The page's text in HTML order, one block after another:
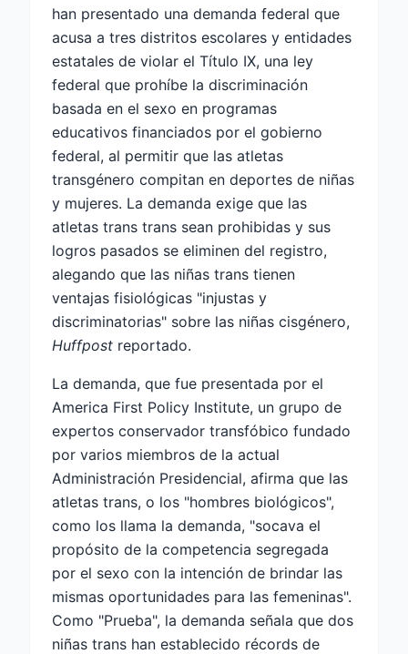
han presentado una demanda federal que
acusa a tres distritos escolares y entidades
estatales de violar el Título IX, una ley
federal que prohíbe la discriminación
basada en el sexo en programas
educativos financiados por el gobierno
federal, al permitir que las atletas
transgénero compitan en deportes de niñas
y mujeres. La demanda exige que las
atletas trans trans sean prohibidas y sus
logros pasados ​​se eliminen del registro,
alegando que las niñas trans tienen
ventajas fisiológicas "injustas y
discriminatorias" sobre las niñas cisgénero,
Huffpost reportado.
La demanda, que fue presentada por el
America First Policy Institute, un grupo de
expertos conservador transfóbico fundado
por varios miembros de la actual
Administración Presidencial, afirma que las
atletas trans, o los "hombres biológicos",
como los llama la demanda, "socava el
propósito de la competencia segregada
por el sexo con la intención de brindar las
mismas oportunidades para las femeninas".
Como "Prueba", la demanda señala que dos
niñas trans han establecido récords de